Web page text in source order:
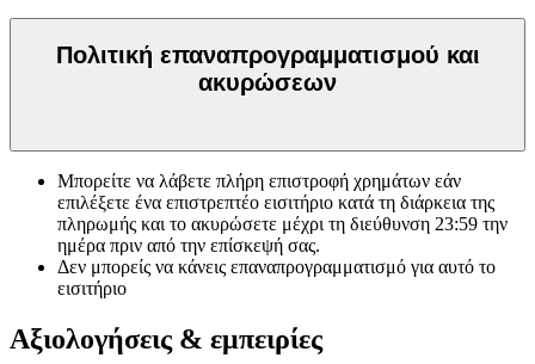
Πολιτική επαναπρογραμματισμού και
ακυρώσεων
Μπορείτε να λάβετε πλήρη επιστροφή χρημάτων εάν
επιλέξετε ένα επιστρεπτέο εισιτήριο κατά τη διάρκεια της
πληρωμής και το ακυρώσετε μέχρι τη διεύθυνση 23:59 την
ημέρα πριν από την επίσκεψή σας.
Δεν μπορείς να κάνεις επαναπρογραμματισμό για αυτό το
εισιτήριο
Αξιολογήσεις & εμπειρίες